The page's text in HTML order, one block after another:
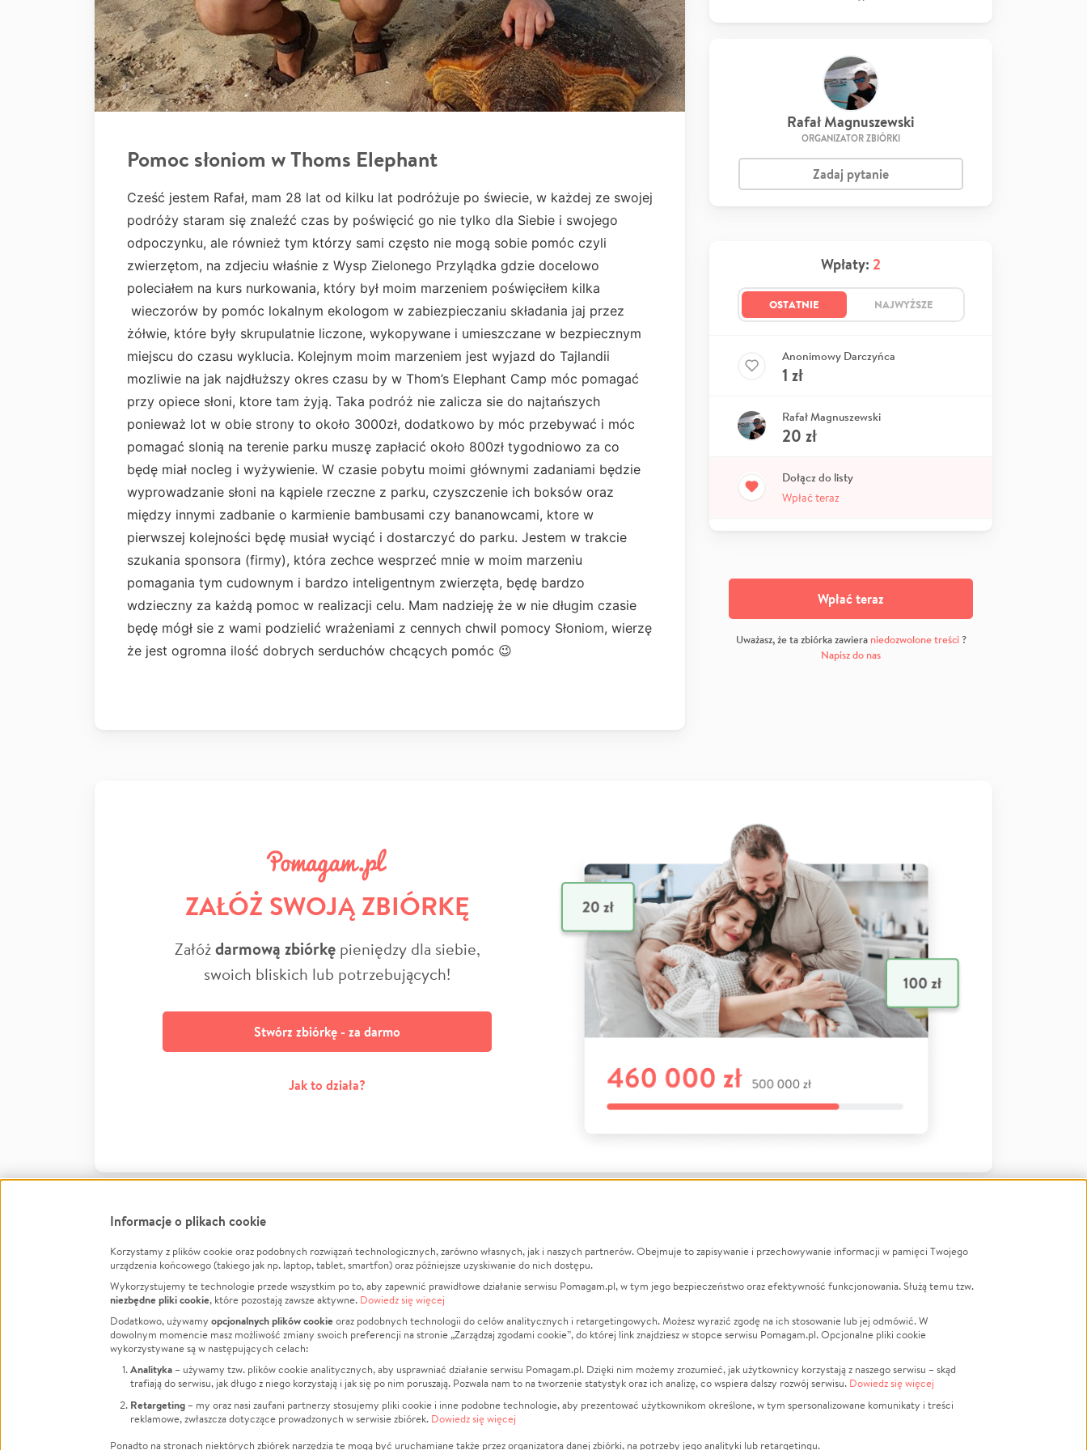
Pomoc słoniom w Thoms Elephant
Cześć jestem Rafał, mam 28 lat od kilku lat podróżuje po świecie, w każdej ze swojej
podróży staram się znaleźć czas by poświęcić go nie tylko dla Siebie i swojego
odpoczynku, ale również tym którzy sami często nie mogą sobie pomóc czyli
zwierzętom, na zdjeciu właśnie z Wysp Zielonego Przylądka gdzie docelowo
poleciałem na kurs nurkowania, który był moim marzeniem poświęciłem kilka
wieczorów by pomóc lokalnym ekologom w zabiezpieczaniu składania jaj przez
żółwie, które były skrupulatnie liczone, wykopywane i umieszczane w bezpiecznym
miejscu do czasu wyklucia. Kolejnym moim marzeniem jest wyjazd do Tajlandii
mozliwie na jak najdłuższy okres czasu by w Thom’s Elephant Camp móc pomagać
przy opiece słoni, ktore tam żyją. Taka podróż nie zalicza sie do najtańszych
ponieważ lot w obie strony to około 3000zł, dodatkowo by móc przebywać i móc
pomagać slonią na terenie parku muszę zapłacić około 800zł tygodniowo za co
będę miał nocleg i wyżywienie. W czasie pobytu moimi głównymi zadaniami będzie
wyprowadzanie słoni na kąpiele rzeczne z parku, czyszczenie ich boksów oraz
między innymi zadbanie o karmienie bambusami czy bananowcami, ktore w
pierwszej kolejności będę musiał wyciąć i dostarczyć do parku. Jestem w trakcie
szukania sponsora (firmy), która zechce wesprzeć mnie w moim marzeniu
pomagania tym cudownym i bardzo inteligentnym zwierzęta, będę bardzo
wdzieczny za każdą pomoc w realizacji celu. Mam nadzieję że w nie długim czasie
będę mógł sie z wami podzielić wrażeniami z cennych chwil pomocy Słoniom, wierzę
że jest ogromna ilość dobrych serduchów chcących pomóc 😉
Rafał Magnuszewski
ORGANIZATOR ZBIÓRKI
Zadaj pytanie
Wpłaty: 2
OSTATNIE NAJWYŻSZE
Anonimowy Darczyńca
1 zł
Rafał Magnuszewski
20 zł
Dołącz do listy
Wpłać teraz
Wpłać teraz
Uważasz, że ta zbiórka zawiera niedozwolone treści?
Napisz do nas
ZAŁÓŻ SWOJĄ ZBIÓRKĘ
Załóżdarmową zbiórkępieniędzy dla siebie,
swoich bliskich lub potrzebujących!
Stwórz zbiórkę - za darmo
Jak to działa?
FacebookTwitter Instagram
LinkedInTikTok Youtube
Informacje
Jak to działa?
Regulamin
Polityka Prywatności
Kontakt
Porównanie serwisów
Polityka plików cookie
Zarządzaj zgodami cookie
O nas
Opinie
Raporty
Za darmo
Dla NGO
Fundacja Pomagam.pl
Zbieraj na
Leczenie
Zwierzęta
Pożar
Sport
Pomoc Finansowa
Pogrzeb
LGBTQ+
Powódź
Wichura
Religia
Edukacja
Informacje o plikach cookie
Korzystamy z plików cookie oraz podobnych rozwiązań technologicznych, zarówno własnych, jak i naszych partnerów. Obejmuje to zapisywanie i przechowywanie informacji w pamięci Twojego
urządzenia końcowego (takiego jak np. laptop, tablet, smartfon) oraz późniejsze uzyskiwanie do nich dostępu.
Wykorzystujemy te technologie przede wszystkim po to, aby zapewnić prawidłowe działanie serwisu Pomagam.pl, w tym jego bezpieczeństwo oraz efektywność funkcjonowania. Służą temu tzw.
niezbędne pliki cookie, które pozostają zawsze aktywne. Dowiedz się więcej
Dodatkowo, używamy opcjonalnych plików cookieoraz podobnych technologii do celów analitycznych i retargetingowych. Możesz wyrazić zgodę na ich stosowanie lub jej odmówić. W
dowolnym momencie masz możliwość zmiany swoich preferencji na stronie „Zarządzaj zgodami cookie”, do której link znajdziesz w stopce serwisu Pomagam.pl. Opcjonalne pliki cookie
wykorzystywane są w następujących celach:
Analityka – używamy tzw. plików cookie analitycznych, aby usprawniać działanie serwisu Pomagam.pl. Dzięki nim możemy zrozumieć, jak użytkownicy korzystają z naszego serwisu – skąd
trafiają do serwisu, jak długo z niego korzystają i jak się po nim poruszają. Pozwala nam to na tworzenie statystyk oraz ich analizę, co wspiera dalszy rozwój serwisu. Dowiedz się więcej
Retargeting – my oraz nasi zaufani partnerzy stosujemy pliki cookie i inne podobne technologie, aby prezentować użytkownikom określone, w tym spersonalizowane komunikaty i treści
reklamowe, zwłaszcza dotyczące prowadzonych w serwisie zbiórek. Dowiedz się więcej
Ponadto na stronach niektórych zbiórek narzędzia te mogą być uruchamiane także przez organizatora danej zbiórki, na potrzeby jego analityki lub retargetingu.